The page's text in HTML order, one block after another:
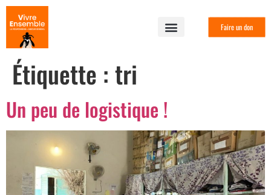
Faire un don
Étiquette : tri
Un peu de logistique !